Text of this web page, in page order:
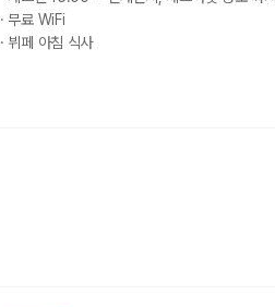
· 무료 WiFi
· 뷔페 아침 식사